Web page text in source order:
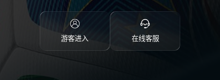
游客进入 在线客服